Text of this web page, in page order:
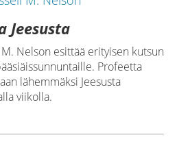
Jeesusta
Nelson esittää erityisen kutsun
Profeetta
lähemmäksi Jeesusta
viikolla.